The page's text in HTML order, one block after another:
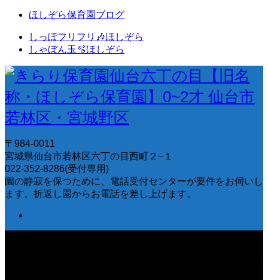
ほしぞら保育園ブログ
しっぽフリフリ🎶ほしぞら
しゃぼん玉🫧ほしぞら
〒984-0011
宮城県仙台市若林区六丁の目西町２−１
022-352-8286(受付専用)
園の静寂を保つために、電話受付センターが要件をお伺いし
ます。折返し園からお電話を差し上げます。